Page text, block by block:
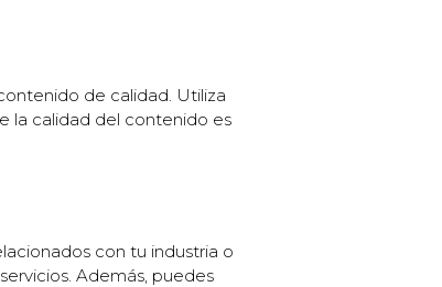
de calidad. Utiliza
la calidad del contenido es
con tu industria o
Además, puedes